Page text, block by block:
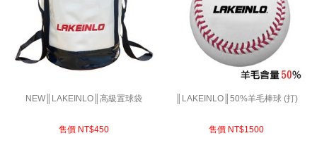
NEW║LAKEINLO║高級置球袋
售價 NT$450
║LAKEINLO║50%羊毛棒球 (打)
售價 NT$1500